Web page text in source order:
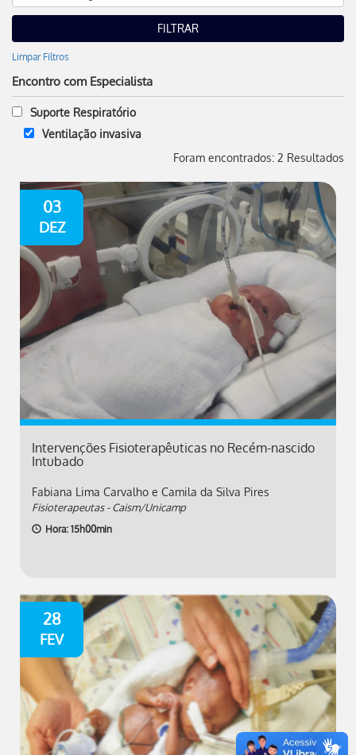
Limpar Filtros
Encontro com Especialista
Suporte Respiratório
Ventilação invasiva
Foram encontrados: 2 Resultados
03
DEZ
Intervenções Fisioterapêuticas no Recém-nascido
Intubado
Fabiana Lima Carvalho e Camila da Silva Pires
Fisioterapeutas - Caism/Unicamp
Hora: 15h00min
28
FEV